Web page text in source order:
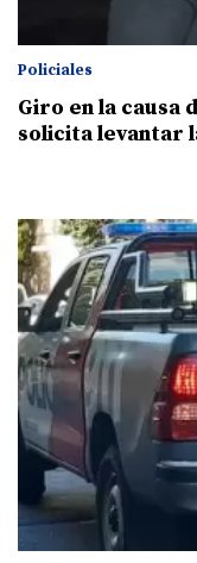
Policiales
Giro en la causa
solicita levantar